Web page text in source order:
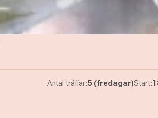
Antal träffar:5 (fredagar)Start: